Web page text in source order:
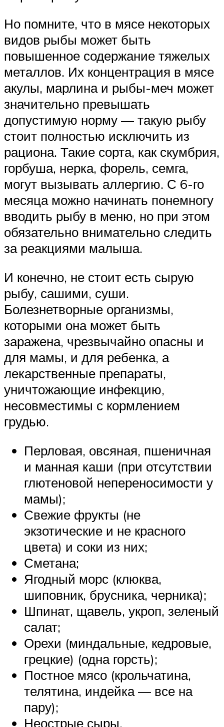
Но помните, что в мясе некоторых
видов рыбы может быть
повышенное содержание тяжелых
металлов. Их концентрация в мясе
акулы, марлина и рыбы-меч может
значительно превышать
допустимую норму — такую рыбу
стоит полностью исключить из
рациона. Такие сорта, как скумбрия,
горбуша, нерка, форель, семга,
могут вызывать аллергию. С 6-го
месяца можно начинать понемногу
вводить рыбу в меню, но при этом
обязательно внимательно следить
за реакциями малыша.
И конечно, не стоит есть сырую
рыбу, сашими, суши.
Болезнетворные организмы,
которыми она может быть
заражена, чрезвычайно опасны и
для мамы, и для ребенка, а
лекарственные препараты,
уничтожающие инфекцию,
несовместимы с кормлением
грудью.
Перловая, овсяная, пшеничная
и манная каши (при отсутствии
глютеновой непереносимости у
мамы);
Свежие фрукты (не
экзотические и не красного
цвета) и соки из них;
Сметана;
Ягодный морс (клюква,
шиповник, брусника, черника);
Шпинат, щавель, укроп, зеленый
салат;
Орехи (миндальные, кедровые,
грецкие) (одна горсть);
Постное мясо (крольчатина,
телятина, индейка — все на
пару);
Неострые сыры.